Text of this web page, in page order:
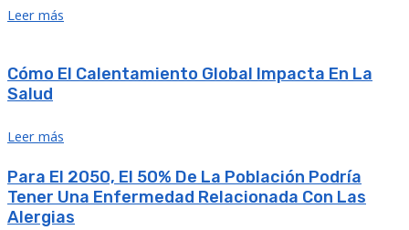
Leer más
Cómo El Calentamiento Global Impacta En La
Salud
Leer más
Para El 2050, El 50% De La Población Podría
Tener Una Enfermedad Relacionada Con Las
Alergias